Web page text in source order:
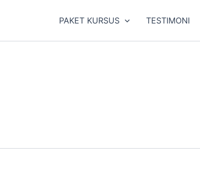
PAKET KURSUS TESTIMONI